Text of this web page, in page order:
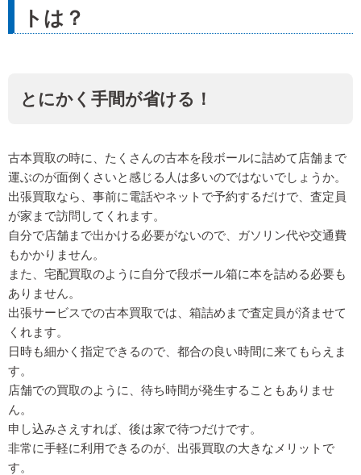
トは？
とにかく手間が省ける！
古本買取の時に、たくさんの古本を段ボールに詰めて店舗まで
運ぶのが面倒くさいと感じる人は多いのではないでしょうか。
出張買取なら、事前に電話やネットで予約するだけで、査定員
が家まで訪問してくれます。
自分で店舗まで出かける必要がないので、ガソリン代や交通費
もかかりません。
また、宅配買取のように自分で段ボール箱に本を詰める必要も
ありません。
出張サービスでの古本買取では、箱詰めまで査定員が済ませて
くれます。
日時も細かく指定できるので、都合の良い時間に来てもらえま
す。
店舗での買取のように、待ち時間が発生することもありませ
ん。
申し込みさえすれば、後は家で待つだけです。
非常に手軽に利用できるのが、出張買取の大きなメリットで
す。